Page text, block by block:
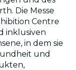
Die Messe
Centre
inklusiven
in dem sie
und